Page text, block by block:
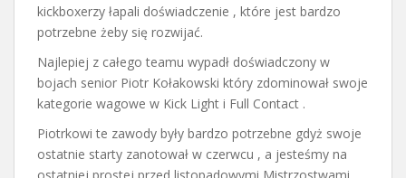
kickboxerzy łapali doświadczenie , które jest bardzo
potrzebne żeby się rozwijać.
Najlepiej z całego teamu wypadł doświadczony w
bojach senior Piotr Kołakowski który zdominował swoje
kategorie wagowe w Kick Light i Full Contact .
Piotrkowi te zawody były bardzo potrzebne gdyż swoje
ostatnie starty zanotował w czerwcu , a jesteśmy na